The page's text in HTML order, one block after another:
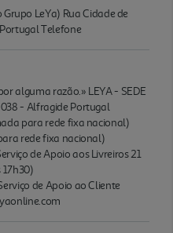
LeYa) Rua Cidade de
Telefone
alguma razão.» LEYA - SEDE
- Alfragide Portugal
para rede fixa nacional)
rede fixa nacional)
de Apoio aos Livreiros 21
de Apoio ao Cliente